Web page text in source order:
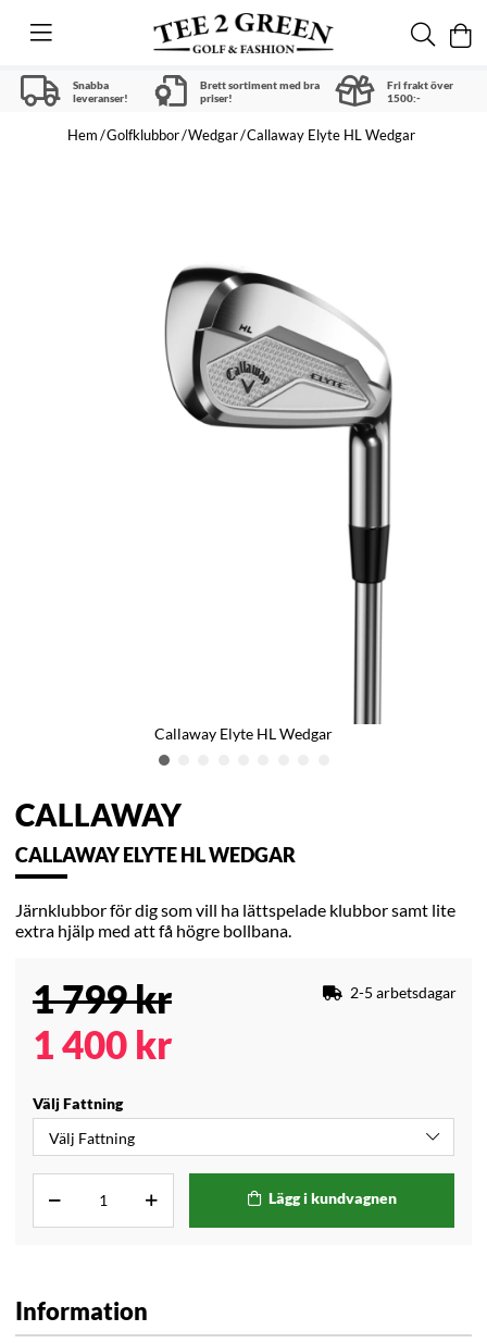
Snabba
leveranser!
Brett sortiment med bra
priser!
Fri frakt över
1500:-
Hem Golfklubbor Wedgar Callaway Elyte HL Wedgar
Callaway Elyte HL Wedgar
CALLAWAY
CALLAWAY ELYTE HL WEDGAR
Järnklubbor för dig som vill ha lättspelade klubbor samt lite
extra hjälp med att få högre bollbana.
1 799kr
1 400 kr
2-5 arbetsdagar
Välj Fattning
Lägg i kundvagnen
Information